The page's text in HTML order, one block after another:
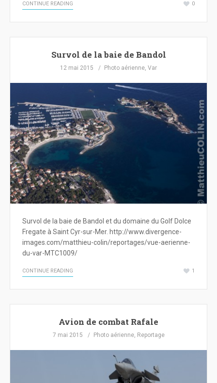
CONTINUE READING 0
Survol de la baie de Bandol
12 mai 2015 Photo aérienne, Var
Survol de la baie de Bandol et du domaine du Golf Dolce
Fregate à Saint Cyr-sur-Mer. http://www.divergence-
images.com/matthieu-colin/reportages/vue-aerienne-
du-var-MTC1009/
CONTINUE READING 1
Avion de combat Rafale
7 mai 2015 Photo aérienne, Reportage